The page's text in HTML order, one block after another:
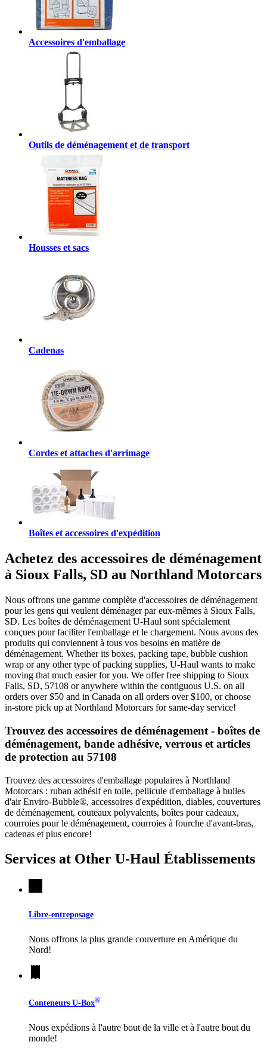
Accessoires d'emballage
Outils de déménagement et de transport
Housses et sacs
Cadenas
Cordes et attaches d'arrimage
Boîtes et accessoires d'expédition
Achetez des accessoires de déménagement
à Sioux Falls, SD au Northland Motorcars
Nous offrons une gamme complète d'accessoires de déménagement
pour les gens qui veulent déménager par eux-mêmes à Sioux Falls,
SD. Les boîtes de déménagement U-Haul sont spécialement
conçues pour faciliter l'emballage et le chargement. Nous avons des
produits qui conviennent à tous vos besoins en matière de
déménagement. Whether its boxes, packing tape, bubble cushion
wrap or any other type of packing supplies, U-Haul wants to make
moving that much easier for you. We offer free shipping to Sioux
Falls, SD, 57108 or anywhere within the contiguous U.S. on all
orders over $50 and in Canada on all orders over $100, or choose
in-store pick up at Northland Motorcars for same-day service!
Trouvez des accessoires de déménagement - boîtes de
déménagement, bande adhésive, verrous et articles
de protection au 57108
Trouvez des accessoires d'emballage populaires à Northland
Motorcars : ruban adhésif en toile, pellicule d'emballage à bulles
d'air Enviro-Bubble®, accessoires d'expédition, diables, couvertures
de déménagement, couteaux polyvalents, boîtes pour cadeaux,
courroies pour le déménagement, courroies à fourche d'avant-bras,
cadenas et plus encore!
Services at Other U-Haul Établissements
Libre-entreposage
Nous offrons la plus grande couverture en Amérique du
Nord!
Conteneurs U-Box®
Nous expédions à l'autre bout de la ville et à l'autre bout du
monde!